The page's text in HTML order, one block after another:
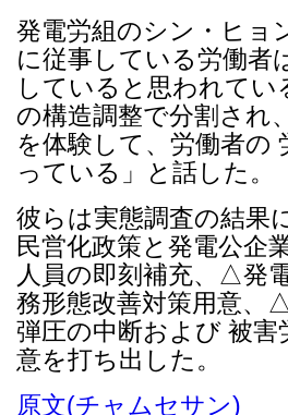
発電労組のシン・ヒョ
に従事している労働者
していると思われて
の構造調整で分割され
を体験して、労働者の
っている」と話した。
彼らは実態調査の結果
民営化政策と発電公企
人員の即刻補充、△発
務形態改善対策用意、
弾圧の中断および 被
意を打ち出した。
原文(チャムセサン)